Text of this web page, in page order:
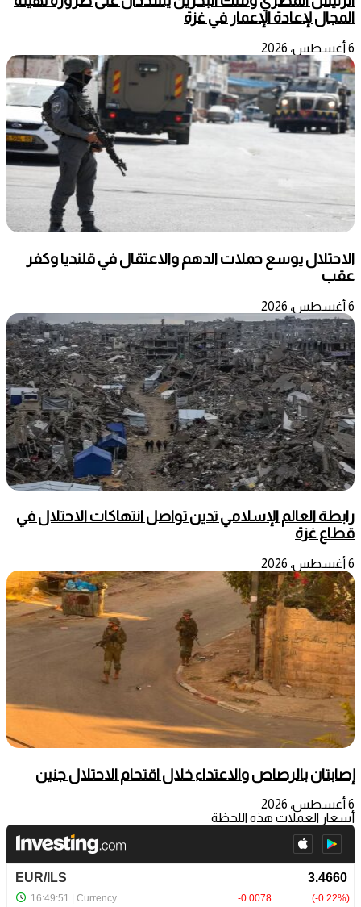
المجال لإعادة الإعمار في غزة
6 أغسطس، 2026
الاحتلال يوسع حملات الدهم والاعتقال في قلنديا وكفر
عقب
6 أغسطس، 2026
رابطة العالم الإسلامي تدين تواصل انتهاكات الاحتلال في
قطاع غزة
6 أغسطس، 2026
إصابتان بالرصاص والاعتداء خلال اقتحام الاحتلال جنين
6 أغسطس، 2026
أسعار العملات هذه اللحظة